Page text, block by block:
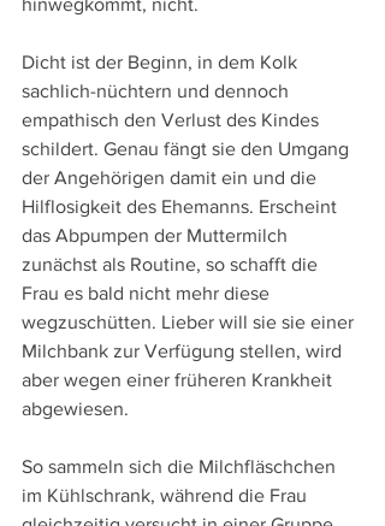
Dicht ist der Beginn, in dem Kolk
sachlich-nüchtern und dennoch
empathisch den Verlust des Kindes
schildert. Genau fängt sie den Umgang
der Angehörigen damit ein und die
Hilflosigkeit des Ehemanns. Erscheint
das Abpumpen der Muttermilch
zunächst als Routine, so schafft die
Frau es bald nicht mehr diese
wegzuschütten. Lieber will sie sie einer
Milchbank zur Verfügung stellen, wird
aber wegen einer früheren Krankheit
abgewiesen.
So sammeln sich die Milchfläschchen
im Kühlschrank, während die Frau